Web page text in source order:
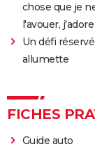
Les Minions
annonce,
Buzz l'éclair
Toy Story 4 :
chose que je
l'avouer,
Un défi
allumette
FICHES
Guide auto